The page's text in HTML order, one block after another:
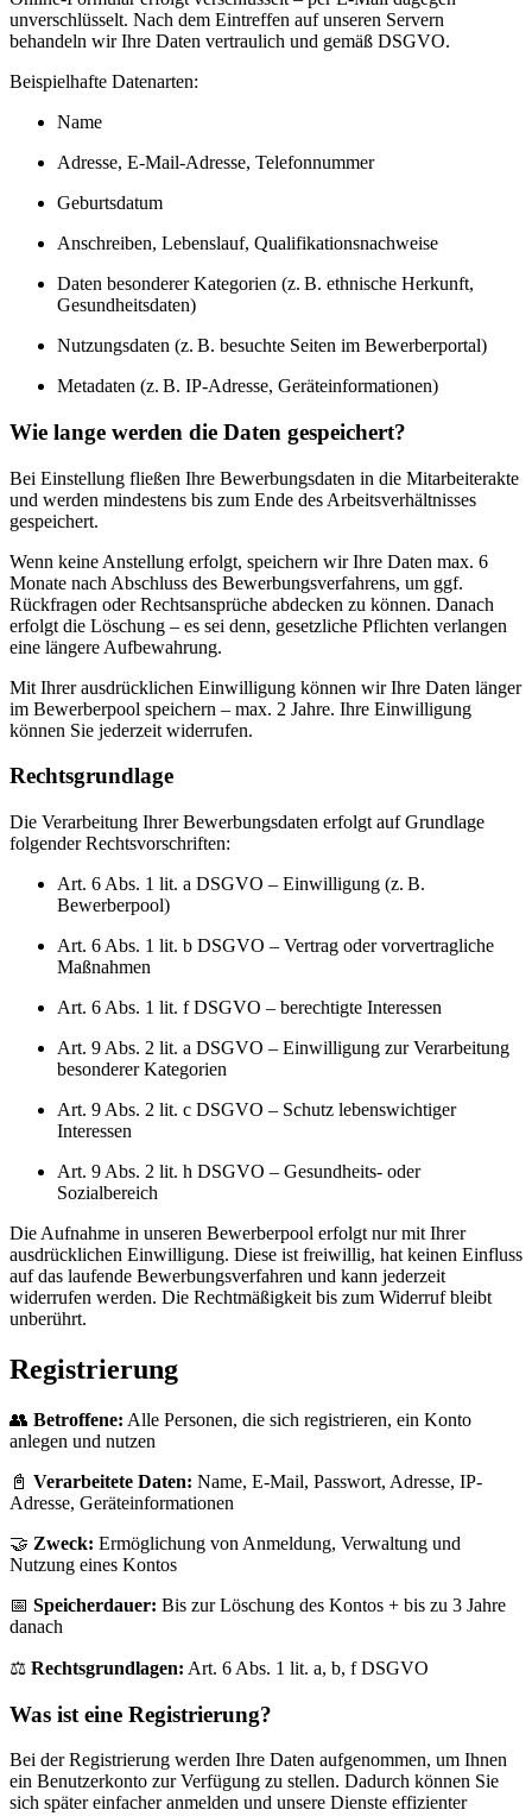
unverschlüsselt. Nach dem Eintreffen auf unseren Servern
behandeln wir Ihre Daten vertraulich und gemäß DSGVO.
Beispielhafte Datenarten:
Name
Adresse, E-Mail-Adresse, Telefonnummer
Geburtsdatum
Anschreiben, Lebenslauf, Qualifikationsnachweise
Daten besonderer Kategorien (z. B. ethnische Herkunft,
Gesundheitsdaten)
Nutzungsdaten (z. B. besuchte Seiten im Bewerberportal)
Metadaten (z. B. IP-Adresse, Geräteinformationen)
Wie lange werden die Daten gespeichert?
Bei Einstellung fließen Ihre Bewerbungsdaten in die Mitarbeiterakte
und werden mindestens bis zum Ende des Arbeitsverhältnisses
gespeichert.
Wenn keine Anstellung erfolgt, speichern wir Ihre Daten max. 6
Monate nach Abschluss des Bewerbungsverfahrens, um ggf.
Rückfragen oder Rechtsansprüche abdecken zu können. Danach
erfolgt die Löschung – es sei denn, gesetzliche Pflichten verlangen
eine längere Aufbewahrung.
Mit Ihrer ausdrücklichen Einwilligung können wir Ihre Daten länger
im Bewerberpool speichern – max. 2 Jahre. Ihre Einwilligung
können Sie jederzeit widerrufen.
Rechtsgrundlage
Die Verarbeitung Ihrer Bewerbungsdaten erfolgt auf Grundlage
folgender Rechtsvorschriften:
Art. 6 Abs. 1 lit. a DSGVO – Einwilligung (z. B.
Bewerberpool)
Art. 6 Abs. 1 lit. b DSGVO – Vertrag oder vorvertragliche
Maßnahmen
Art. 6 Abs. 1 lit. f DSGVO – berechtigte Interessen
Art. 9 Abs. 2 lit. a DSGVO – Einwilligung zur Verarbeitung
besonderer Kategorien
Art. 9 Abs. 2 lit. c DSGVO – Schutz lebenswichtiger
Interessen
Art. 9 Abs. 2 lit. h DSGVO – Gesundheits- oder
Sozialbereich
Die Aufnahme in unseren Bewerberpool erfolgt nur mit Ihrer
ausdrücklichen Einwilligung. Diese ist freiwillig, hat keinen Einfluss
auf das laufende Bewerbungsverfahren und kann jederzeit
widerrufen werden. Die Rechtmäßigkeit bis zum Widerruf bleibt
unberührt.
Registrierung
👥 Betroffene: Alle Personen, die sich registrieren, ein Konto
anlegen und nutzen
📓 Verarbeitete Daten: Name, E-Mail, Passwort, Adresse, IP-
Adresse, Geräteinformationen
🤝 Zweck: Ermöglichung von Anmeldung, Verwaltung und
Nutzung eines Kontos
📅 Speicherdauer: Bis zur Löschung des Kontos + bis zu 3 Jahre
danach
⚖️ Rechtsgrundlagen: Art. 6 Abs. 1 lit. a, b, f DSGVO
Was ist eine Registrierung?
Bei der Registrierung werden Ihre Daten aufgenommen, um Ihnen
ein Benutzerkonto zur Verfügung zu stellen. Dadurch können Sie
sich später einfacher anmelden und unsere Dienste effizienter